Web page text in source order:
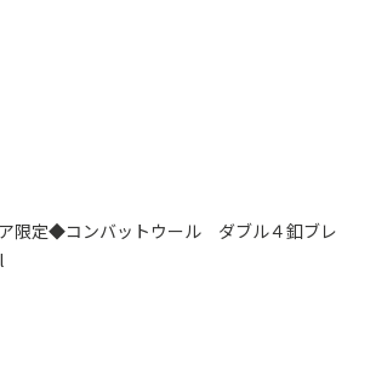
限定◆コンバットウール ダブル４釦ブレ